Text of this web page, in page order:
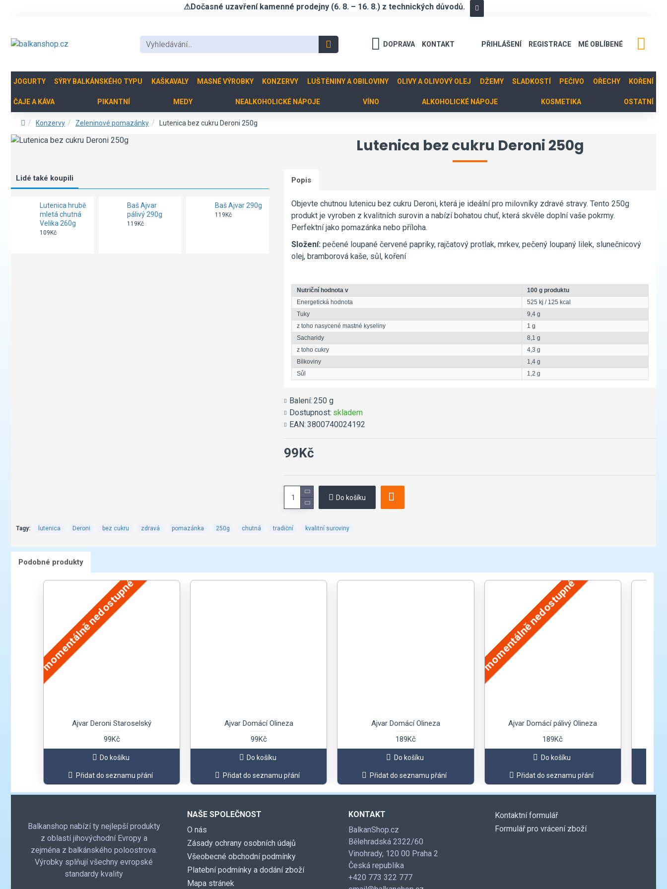
⚠Dočasné uzavření kamenné prodejny (6. 8. – 16. 8.) z technických důvodů.
DOPRAVA KONTAKT PŘIHLÁŠENÍ REGISTRACE MÉ OBLÍBENÉ
JOGURTY SÝRY BALKÁNSKÉHO TYPU KAŠKAVALY MASNÉ VÝROBKY KONZERVY LUŠTĚNINY A OBILOVINY OLIVY A OLIVOVÝ OLEJ DŽEMY SLADKOSTÍ PEČIVO OŘECHY KOŘENÍ
ČAJE A KÁVA PIKANTNÍ MEDY NEALKOHOLICKÉ NÁPOJE VÍNO ALKOHOLICKÉ NÁPOJE KOSMETIKA OSTATNÍ
Konzervy Zeleninové pomazánky Lutenica bez cukru Deroni 250g
Lidé také koupili
Lutenica hrubě
mletá chutná
Velika 260g
109Kč
Baš Ajvar
pálivý 290g
119Kč
Baš Ajvar 290g
119Kč
Lutenica
domácí hrubě
mletá Olineza
260 g
79Kč
Ajvar Deroni
Staroselský
250 g
99Kč
Lutenica bez cukru Deroni 250g
Popis
Objevte chutnou lutenicu bez cukru Deroni, která je ideální pro milovníky zdravé stravy. Tento 250g
produkt je vyroben z kvalitních surovin a nabízí bohatou chuť, která skvěle doplní vaše pokrmy.
Perfektní jako pomazánka nebo příloha.
Složení: pečené loupané červené papriky, rajčatový protlak, mrkev, pečený loupaný lilek, slunečnicový
olej, bramborová kaše, sůl, koření
Nutriční hodnota v
100 g produktu
Energetická hodnota
525 kj / 125 kcal
Tuky
9,4 g
z toho nasycené mastné kyseliny
1 g
Sacharidy
8,1 g
z toho cukry
4,3 g
Bílkoviny
1,4 g
Sůl
1,2 g
Balení: 250 g
Dostupnost: skladem
EAN: 3800740024192
99Kč
Do košíku
Tagy: lutenica Deroni bez cukru zdravá pomazánka 250g chutná tradiční kvalitní suroviny
Podobné produkty
momentálně nedostupné
Ajvar Deroni Staroselský
99Kč
Do košíku
Přidat do seznamu přání
Ajvar Domácí Olineza
99Kč
Do košíku
Přidat do seznamu přání
Ajvar Domácí Olineza
189Kč
Do košíku
Přidat do seznamu přání
momentálně nedostupné
Ajvar Domácí pálivý Olineza
189Kč
Do košíku
Přidat do seznamu přání
Balkanshop nabízí ty nejlepší produkty
z oblastí jihovýchodní Evropy a
zejména z balkánského poloostrova.
Výrobky splňují všechny evropské
standardy kvality
NAŠE SPOLEČNOST
O nás
Zásady ochrany osobních údajů
Všeobecné obchodní podmínky
Platební podmínky a dodání zboží
Mapa stránek
KONTAKT
BalkanShop.cz
Bělehradská 2322/60
Vinohrady, 120 00 Praha 2
Česká republika
+420 773 322 777
Kontaktní formulář
Formulář pro vrácení zboží